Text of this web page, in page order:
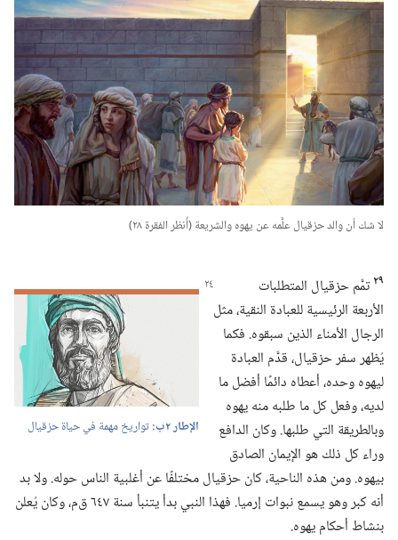
لا شك أن والد حزقيال علَّمه عن يهوه والشريعة (‏أُنظر الفقرة ٢٨)‏
الإطار ٢ب:‏ تواريخ مهمة في حياة حزقيال
٢٩تمَّم حزقيال المتطلبات
الأربعة الرئيسية للعبادة النقية،‏ مثل
الرجال الأمناء الذين سبقوه.‏ فكما
يُظهر سفر حزقيال،‏ قدَّم العبادة
ليهوه وحده،‏ أعطاه دائمًا أفضل ما
لديه،‏ وفعل كل ما طلبه منه يهوه
وبالطريقة التي طلبها.‏ وكان الدافع
وراء كل ذلك هو الإيمان الصادق
بيهوه.‏ ومن هذه الناحية،‏ كان حزقيال مختلفًا عن أغلبية الناس حوله.‏ ولا بد
أنه كبر وهو يسمع نبوات إرميا.‏ فهذا النبي بدأ يتنبأ سنة ٦٤٧ ق‌م،‏ وكان يُعلن
بنشاط أحكام يهوه.‏